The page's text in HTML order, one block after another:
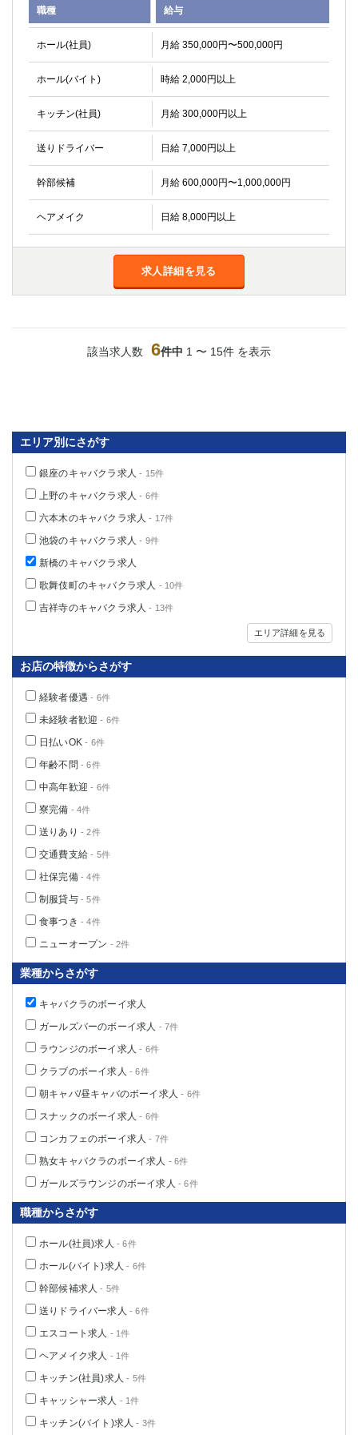
職種 給与
ホール(社員) 月給 350,000円〜500,000円
ホール(バイト) 時給 2,000円以上
キッチン(社員) 月給 300,000円以上
送りドライバー 日給 7,000円以上
幹部候補 月給 600,000円〜1,000,000円
ヘアメイク 日給 8,000円以上
求人詳細を見る
該当求人数 6件中 1 〜 15件 を表示
エリア別にさがす
銀座のキャバクラ求人- 15件
上野のキャバクラ求人- 6件
六本木のキャバクラ求人- 17件
池袋のキャバクラ求人- 9件
新橋のキャバクラ求人
歌舞伎町のキャバクラ求人 - 10件
吉祥寺のキャバクラ求人- 13件
エリア詳細を見る
お店の特徴からさがす
経験者優遇 - 6件
未経験者歓迎 - 6件
日払いOK - 6件
年齢不問 - 6件
中高年歓迎 - 6件
寮完備 - 4件
送りあり - 2件
交通費支給 - 5件
社保完備- 4件
制服貸与- 5件
食事つき - 4件
ニューオープン - 2件
業種からさがす
キャバクラのボーイ求人
ガールズバーのボーイ求人 - 7件
ラウンジのボーイ求人 - 6件
クラブのボーイ求人 - 6件
朝キャバ/昼キャバのボーイ求人 - 6件
スナックのボーイ求人 - 6件
コンカフェのボーイ求人 - 7件
熟女キャバクラのボーイ求人 - 6件
ガールズラウンジのボーイ求人 - 6件
職種からさがす
ホール(社員)求人 - 6件
ホール(バイト)求人 - 6件
幹部候補求人 - 5件
送りドライバー求人 - 6件
エスコート求人 - 1件
ヘアメイク求人 - 1件
キッチン(社員)求人 - 5件
キャッシャー求人 - 1件
キッチン(バイト)求人 - 3件